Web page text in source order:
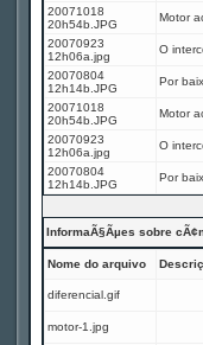
20071018
20h54b.JPG
Motor
20070923
12h06a.jpg
O
20070804
12h14b.JPG
Por
20071018
20h54b.JPG
Motor
20070923
12h06a.jpg
O
20070804
12h14b.JPG
Por
InformaÃ§Ãµes sobre
Nome do arquivo
diferencial.gif
motor-1.jpg